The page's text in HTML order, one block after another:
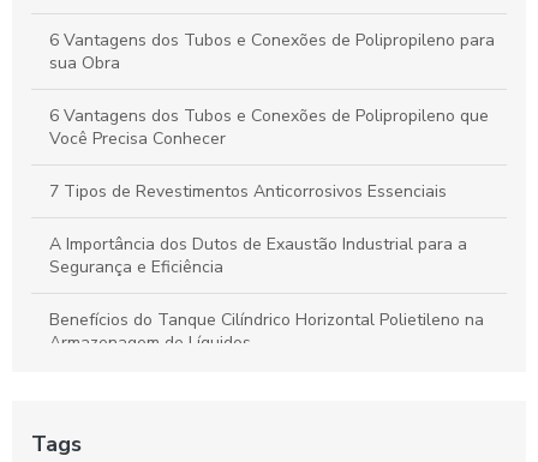
6 Vantagens dos Tubos e Conexões de Polipropileno para
sua Obra
6 Vantagens dos Tubos e Conexões de Polipropileno que
Você Precisa Conhecer
7 Tipos de Revestimentos Anticorrosivos Essenciais
A Importância dos Dutos de Exaustão Industrial para a
Segurança e Eficiência
Benefícios do Tanque Cilíndrico Horizontal Polietileno na
Armazenagem de Líquidos
Chapa de polipropileno é a solução ideal para suas
Tags